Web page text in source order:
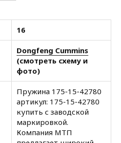
16
Dongfeng Cummins
(смотреть схему и
фото)
Пружина 175-15-42780
артикул: 175-15-42780
купить с заводской
маркировкой.
Компания МТП